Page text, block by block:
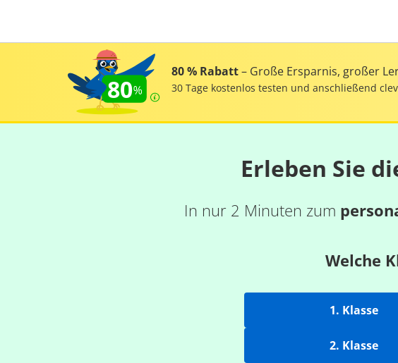
80
80 % Rabatt– Große Ersparnis, großer
30 Tage kostenlos testen und anschließend
Erleben Sie
In nur 2 Minuten zum
Welche
1. Klasse
2. Klasse